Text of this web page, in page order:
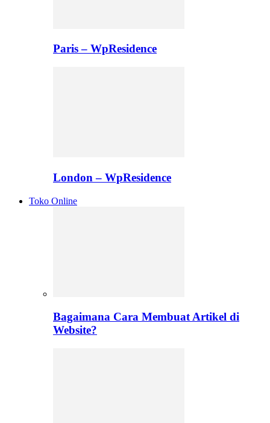
Paris – WpResidence
London – WpResidence
Toko Online
Bagaimana Cara Membuat Artikel di
Website?